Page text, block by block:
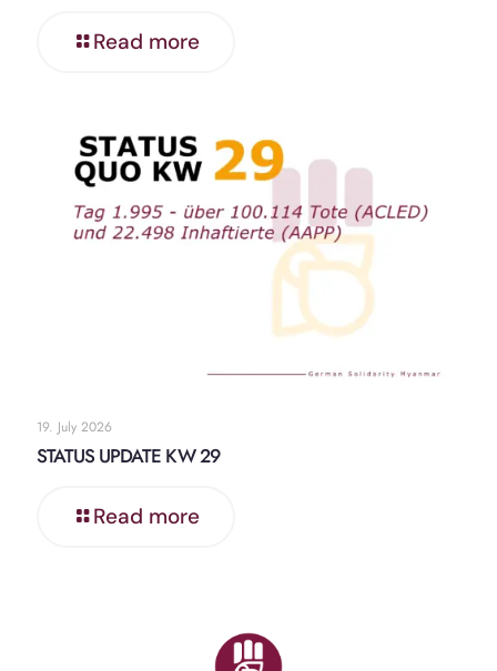
Read more
19. July 2026
STATUS UPDATE KW 29
Read more